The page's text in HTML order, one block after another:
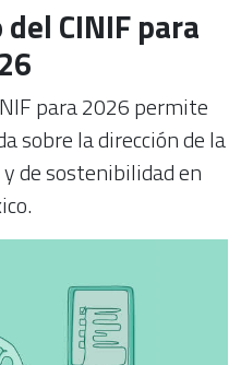
CINIF para
para 2026 permite
sobre la dirección de la
de sostenibilidad en